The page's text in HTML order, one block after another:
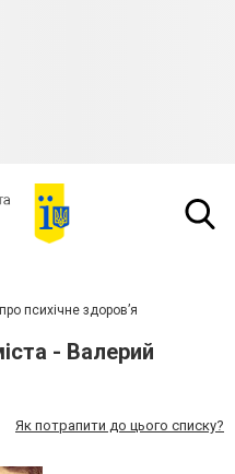
психічне здоров’я
- Валерий
Як потрапити до цього списку?